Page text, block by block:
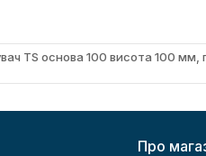
TS основа 100 висота 100 мм,
Про